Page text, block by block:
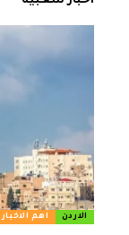
الاردن اهم الاخبار